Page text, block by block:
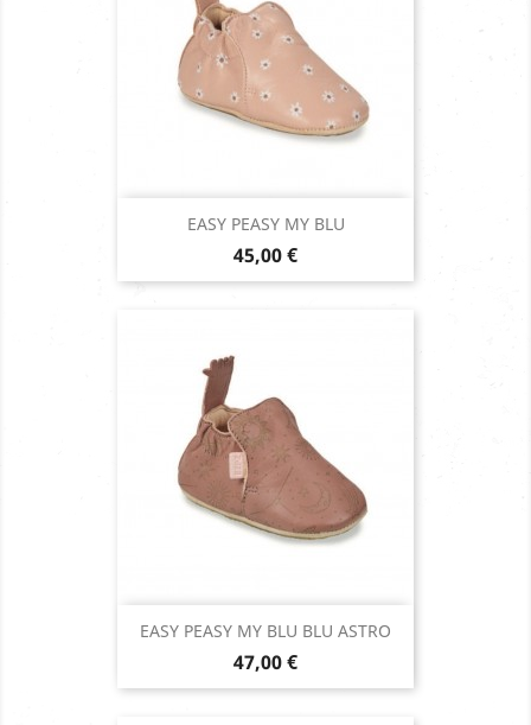
EASY PEASY MY BLU
Prix
45,00 €
EASY PEASY MY BLU BLU ASTRO
Prix
47,00 €